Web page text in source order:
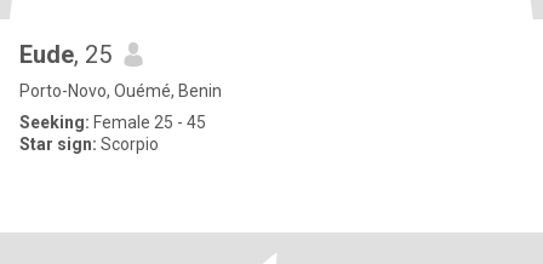
Eude, 25
Porto-Novo, Ouémé, Benin
Seeking: Female 25 - 45
Star sign: Scorpio